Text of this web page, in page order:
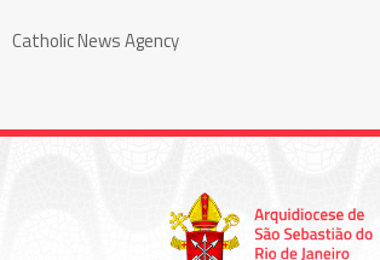
Catholic News Agency